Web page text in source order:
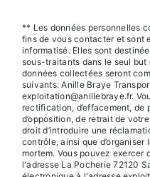
** Les données personnelles
fins de vous contacter et sont
informatisé. Elles sont
sous-traitants dans le seul but
données collectées seront
suivants: Anille Braye
exploitation@anillebraye.fr.
rectification, d’effacement, de
d’opposition, de retrait de
droit d’introduire une
contrôle, ainsi que
mortem. Vous pouvez exercer
l'adresse La Pocherie 72120